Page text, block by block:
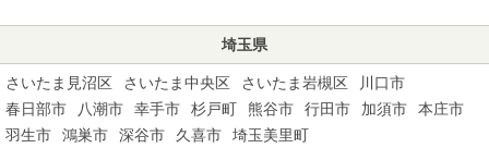
埼玉県
さいたま見沼区 さいたま中央区 さいたま岩槻区
川口市
春日部市
八潮市 幸手市 杉戸町 熊谷市 行田市 加須市
本庄市
羽生市
鴻巣市 深谷市 久喜市 埼玉美里町